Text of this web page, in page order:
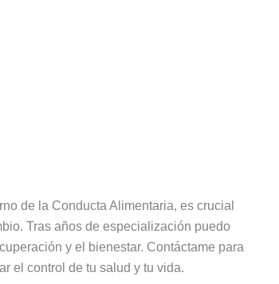
de la Conducta Alimentaria, es crucial
Tras años de especialización puedo
y el bienestar. Contáctame para
el control de tu salud y tu vida.